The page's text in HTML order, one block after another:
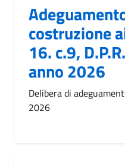
costruzione
16. c.9,
anno 2026
Delibera di
2026